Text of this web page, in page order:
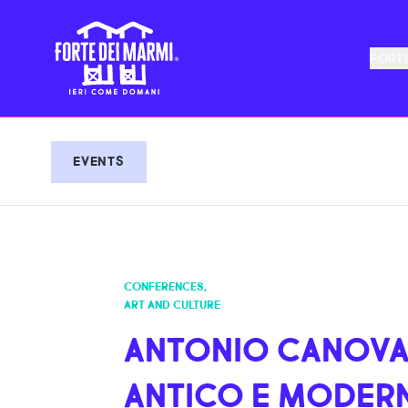
EVENTS
CONFERENCES,
ART AND CULTURE
ANTONIO
ANTICO E